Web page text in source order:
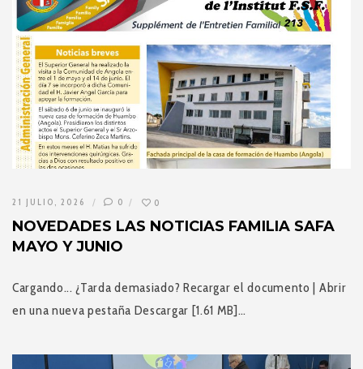
21 JULIO, 2026 0 0
NOVEDADES LAS NOTICIAS FAMILIA SAFA
MAYO Y JUNIO
Cargando... ¿Tarda demasiado? Recargar el documento | Abrir
en una nueva pestaña Descargar [1.61 MB]…